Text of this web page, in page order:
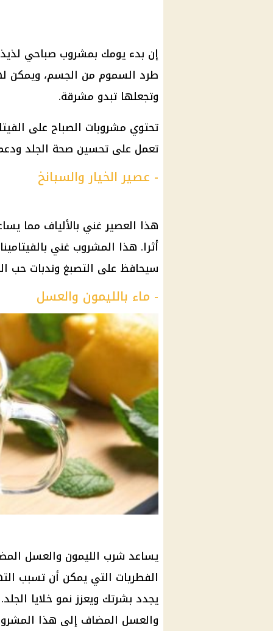
إن بدء يومك بمشروب صباحي
طرد السموم من الجسم، ويمكن
وتجعلها تبدو مشرقة.
تحتوي مشروبات الصباح على
تعمل على تحسين صحة الجلد
- عصير الخيار والسبانخ
هذا العصير غني بالألياف مما
سيحافظ على التصبغ وندبات حب
- ماء بالليمون والعسل
يساعد شرب الليمون والعسل
يجدد بشرتك ويعزز نمو خلايا
والعسل المضاف إلى هذا